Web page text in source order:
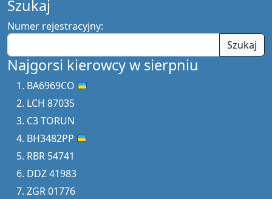
Szukaj
Numer rejestracyjny:
Szukaj
Najgorsi kierowcy w sierpniu
BA6969CO
LCH 87035
C3 TORUN
BH3482PP
RBR 54741
DDZ 41983
ZGR 01776